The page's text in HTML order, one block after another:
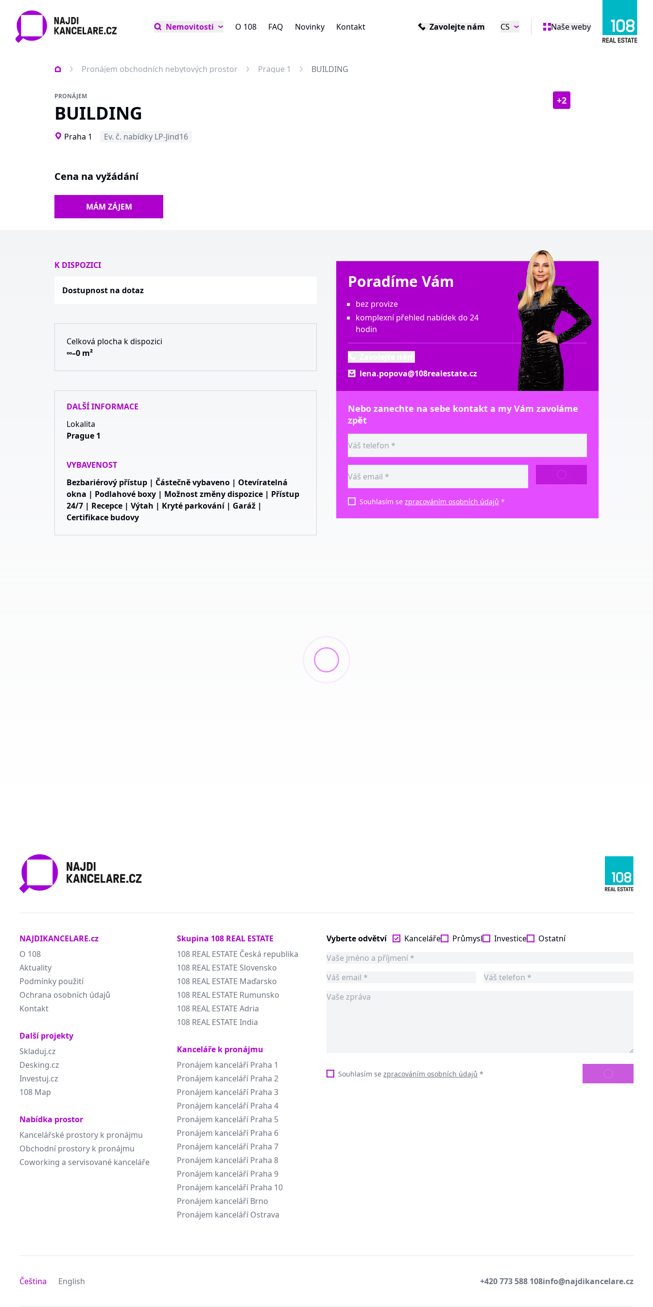
Nemovitosti O 108 FAQ Novinky Kontakt Zavolejte nám CS Naše weby
Pronájem obchodních nebytových prostor Prague 1 BUILDING
PRONÁJEM
BUILDING
Praha 1 Ev. č. nabídky LP-Jind16
Cena na vyžádání
MÁM ZÁJEM
+2
K DISPOZICI
Dostupnost na dotaz
Celková plocha k dispozici
∞–0 m²
DALŠÍ INFORMACE
Lokalita
Prague 1
VYBAVENOST
Bezbariérový přístup | Částečně vybaveno | Otevíratelná
okna | Podlahové boxy | Možnost změny dispozice | Přístup
24/7 | Recepce | Výtah | Kryté parkování | Garáž |
Certifikace budovy
Poradíme Vám
bez provize
komplexní přehled nabídek do 24
hodin
lena.popova@108realestate.cz
Nebo zanechte na sebe kontakt a my Vám zavoláme
zpět
ODESLAT
Souhlasím se zpracováním osobních údajů *
NAJDIKANCELARE.cz
O 108
Aktuality
Podmínky použití
Ochrana osobních údajů
Kontakt
Další projekty
Skladuj.cz
Desking.cz
Investuj.cz
108 Map
Nabídka prostor
Kancelářské prostory k pronájmu
Obchodní prostory k pronájmu
Coworking a servisované kanceláře
Skupina 108 REAL ESTATE
108 REAL ESTATE Česká republika
108 REAL ESTATE Slovensko
108 REAL ESTATE Maďarsko
108 REAL ESTATE Rumunsko
108 REAL ESTATE Adria
108 REAL ESTATE India
Kanceláře k pronájmu
Pronájem kanceláří Praha 1
Pronájem kanceláří Praha 2
Pronájem kanceláří Praha 3
Pronájem kanceláří Praha 4
Pronájem kanceláří Praha 5
Pronájem kanceláří Praha 6
Pronájem kanceláří Praha 7
Pronájem kanceláří Praha 8
Pronájem kanceláří Praha 9
Pronájem kanceláří Praha 10
Pronájem kanceláří Brno
Pronájem kanceláří Ostrava
Vyberte odvětví Kanceláře Průmysl Investice Ostatní
Souhlasím se zpracováním osobních údajů * ODESLAT
Čeština English +420 773 588 108info@najdikancelare.cz